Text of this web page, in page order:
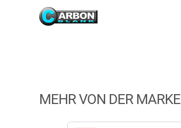
MEHR VON DER MARKE